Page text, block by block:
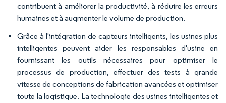
contribuent à améliorer la productivité, à réduire les erreurs
humaines et à augmenter le volume de production.
Grâce à l'intégration de capteurs intelligents, les usines plus
intelligentes peuvent aider les responsables d'usine en
fournissant les outils nécessaires pour optimiser le
processus de production, effectuer des tests à grande
vitesse de conceptions de fabrication avancées et optimiser
toute la logistique. La technologie des usines intelligentes et